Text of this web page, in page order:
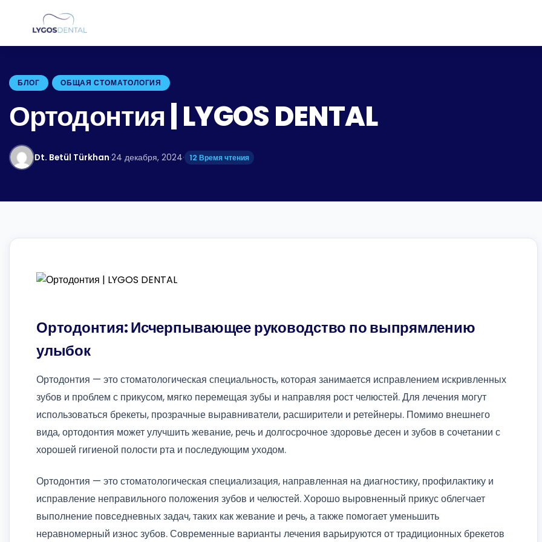
БЛОГ ОБЩАЯ СТОМАТОЛОГИЯ
Ортодонтия | LYGOS DENTAL
Dt. Betül Türkhan·24 декабря, 2024· 12 Время чтения
Ортодонтия: Исчерпывающее руководство по выпрямлению
улыбок
Ортодонтия — это стоматологическая специальность, которая занимается исправлением искривленных
зубов и проблем с прикусом, мягко перемещая зубы и направляя рост челюстей. Для лечения могут
использоваться брекеты, прозрачные выравниватели, расширители и ретейнеры. Помимо внешнего
вида, ортодонтия может улучшить жевание, речь и долгосрочное здоровье десен и зубов в сочетании с
хорошей гигиеной полости рта и последующим уходом.
Ортодонтия — это стоматологическая специализация, направленная на диагностику, профилактику и
исправление неправильного положения зубов и челюстей. Хорошо выровненный прикус облегчает
выполнение повседневных задач, таких как жевание и речь, а также помогает уменьшить
неравномерный износ зубов. Современные варианты лечения варьируются от традиционных брекетов